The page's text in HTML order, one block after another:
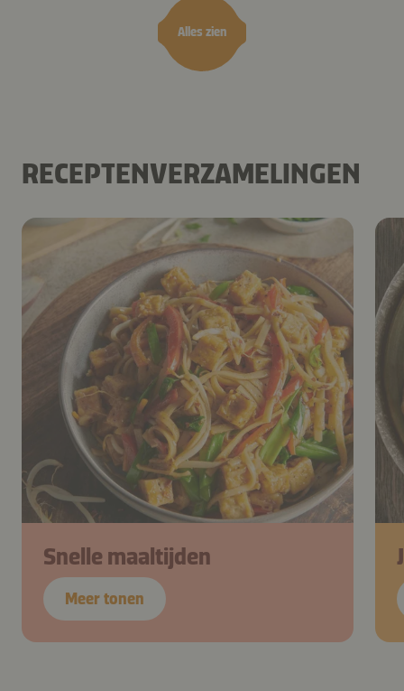
Alles zien
RECEPTENVERZAMELINGEN
Snelle maaltijden
Meer tonen